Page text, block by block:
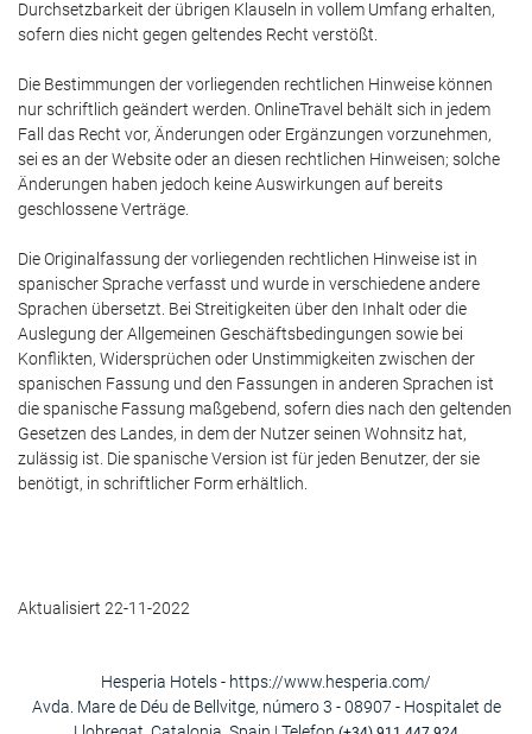
Durchsetzbarkeit der übrigen Klauseln in vollem Umfang erhalten,
sofern dies nicht gegen geltendes Recht verstößt.
Die Bestimmungen der vorliegenden rechtlichen Hinweise können
nur schriftlich geändert werden. OnlineTravel behält sich in jedem
Fall das Recht vor, Änderungen oder Ergänzungen vorzunehmen,
sei es an der Website oder an diesen rechtlichen Hinweisen; solche
Änderungen haben jedoch keine Auswirkungen auf bereits
geschlossene Verträge.
Die Originalfassung der vorliegenden rechtlichen Hinweise ist in
spanischer Sprache verfasst und wurde in verschiedene andere
Sprachen übersetzt. Bei Streitigkeiten über den Inhalt oder die
Auslegung der Allgemeinen Geschäftsbedingungen sowie bei
Konflikten, Widersprüchen oder Unstimmigkeiten zwischen der
spanischen Fassung und den Fassungen in anderen Sprachen ist
die spanische Fassung maßgebend, sofern dies nach den geltenden
Gesetzen des Landes, in dem der Nutzer seinen Wohnsitz hat,
zulässig ist. Die spanische Version ist für jeden Benutzer, der sie
benötigt, in schriftlicher Form erhältlich.
Aktualisiert 22-11-2022
Hesperia Hotels - https://www.hesperia.com/
Avda. Mare de Déu de Bellvitge, número 3 - 08907 - Hospitalet de